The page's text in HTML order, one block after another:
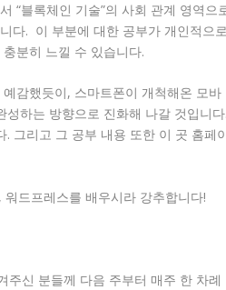
“블록체인 기술”의 사회 관계 영역으
다. 이 부분에 대한 공부가 개인적으로
분히 느낄 수 있습니다.
감했듯이, 스마트폰이 개척해온 모바
하는 방향으로 진화해 나갈 것입니다.
그리고 그 공부 내용 또한 이 곳 홈페
드프레스를 배우시라 강추합니다!
신 분들께 다음 주부터 매주 한 차례